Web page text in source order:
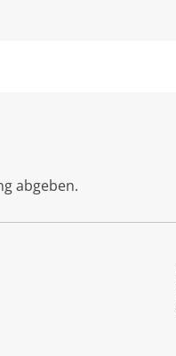
abgeben.